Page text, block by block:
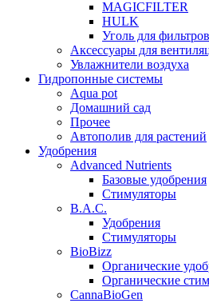
MAGICFILTER
HULK
Уголь для фильтров
Аксессуары для
Увлажнители воздуха
Гидропонные системы
Aqua pot
Домашний сад
Прочее
Автополив для растений
Удобрения
Advanced Nutrients
Базовые удобрения
Стимуляторы
B.A.C.
Удобрения
Стимуляторы
BioBizz
Органические
Органические
CannaBioGen